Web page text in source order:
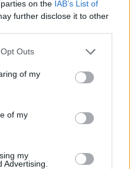
on the IAB’s List of
further disclose it to other
uses one or more Google
You may click to
and its third-party tags to
purposes in below Google
Outs
of my
of my
my
Advertising.
παιδιά μου
ρωτώντας τον
Και θέλουν να έχουν
ο ηγέτης σας θα
Θα του μιλήσω για